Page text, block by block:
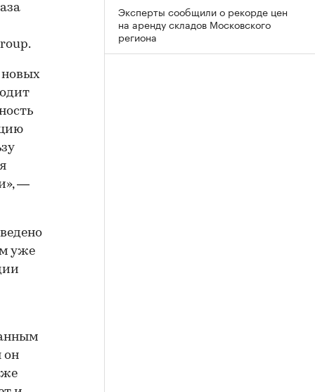
новых
—
уже
он
же
Эксперты сообщили о рекорде цен
на аренду складов Московского
региона